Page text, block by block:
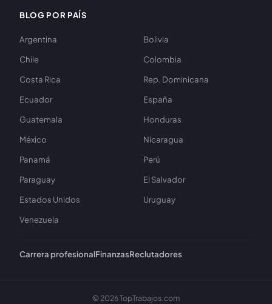
BLOG POR PAÍS
Argentina
Bolivia
Chile
Colombia
Costa Rica
Rep. Dominicana
Ecuador
España
Guatemala
Honduras
México
Nicaragua
Panamá
Perú
Paraguay
El Salvador
Estados Unidos
Uruguay
Venezuela
Carrera profesionalFinanzasReclutadores
© 2026 TopTrabajos.com